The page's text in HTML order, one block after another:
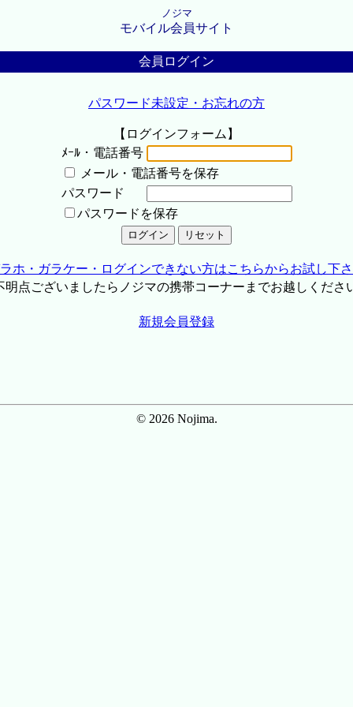
ノジマ
モバイル会員サイト
会員ログイン
パスワード未設定・お忘れの方
【ログインフォーム】
ﾒｰﾙ・電話番号
メール・電話番号を保存
パスワード
パスワードを保存
ホ・ガラケー・ログインできない方はこちらからお試し下
点ございましたらノジマの携帯コーナーまでお越しくださ
新規会員登録
© 2026 Nojima.